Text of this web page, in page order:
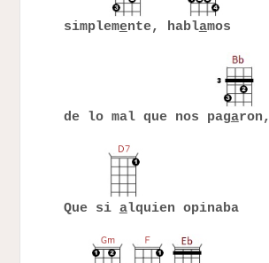
simplemente, hablamos
de lo mal que nos pagaron,
Que si alquien opinaba